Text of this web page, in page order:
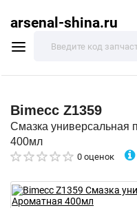
arsenal-shina.ru
Bimecc Z1359
Смазка универсальная
400мл
0 оценок